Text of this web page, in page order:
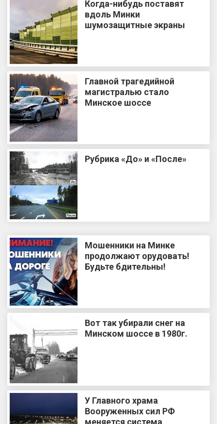
Когда-нибудь поставят
вдоль Минки
шумозащитные экраны
Главной трагедийной
магистралью стало
Минское шоссе
Рубрика «До» и «После»
Мошенники на Минке
продолжают орудовать!
Будьте бдительны!
Вот так убирали снег на
Минском шоссе в 1980г.
У Главного храма
Вооруженных сил РФ
меняется система